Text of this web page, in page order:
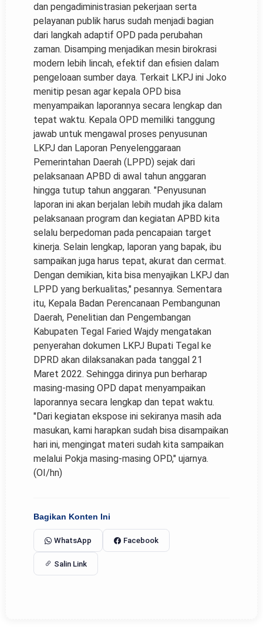
dan pengadiministrasian pekerjaan serta
pelayanan publik harus sudah menjadi bagian
dari langkah adaptif OPD pada perubahan
zaman. Disamping menjadikan mesin birokrasi
modern lebih lincah, efektif dan efisien dalam
pengeloaan sumber daya. Terkait LKPJ ini Joko
menitip pesan agar kepala OPD bisa
menyampaikan laporannya secara lengkap dan
tepat waktu. Kepala OPD memiliki tanggung
jawab untuk mengawal proses penyusunan
LKPJ dan Laporan Penyelenggaraan
Pemerintahan Daerah (LPPD) sejak dari
pelaksanaan APBD di awal tahun anggaran
hingga tutup tahun anggaran. "Penyusunan
laporan ini akan berjalan lebih mudah jika dalam
pelaksanaan program dan kegiatan APBD kita
selalu berpedoman pada pencapaian target
kinerja. Selain lengkap, laporan yang bapak, ibu
sampaikan juga harus tepat, akurat dan cermat.
Dengan demikian, kita bisa menyajikan LKPJ dan
LPPD yang berkualitas," pesannya. Sementara
itu, Kepala Badan Perencanaan Pembangunan
Daerah, Penelitian dan Pengembangan
Kabupaten Tegal Faried Wajdy mengatakan
penyerahan dokumen LKPJ Bupati Tegal ke
DPRD akan dilaksanakan pada tanggal 21
Maret 2022. Sehingga dirinya pun berharap
masing-masing OPD dapat menyampaikan
laporannya secara lengkap dan tepat waktu.
"Dari kegiatan ekspose ini sekiranya masih ada
masukan, kami harapkan sudah bisa disampaikan
hari ini, mengingat materi sudah kita sampaikan
melalui Pokja masing-masing OPD," ujarnya.
(OI/hn)
Bagikan Konten Ini
WhatsApp Facebook
Salin Link